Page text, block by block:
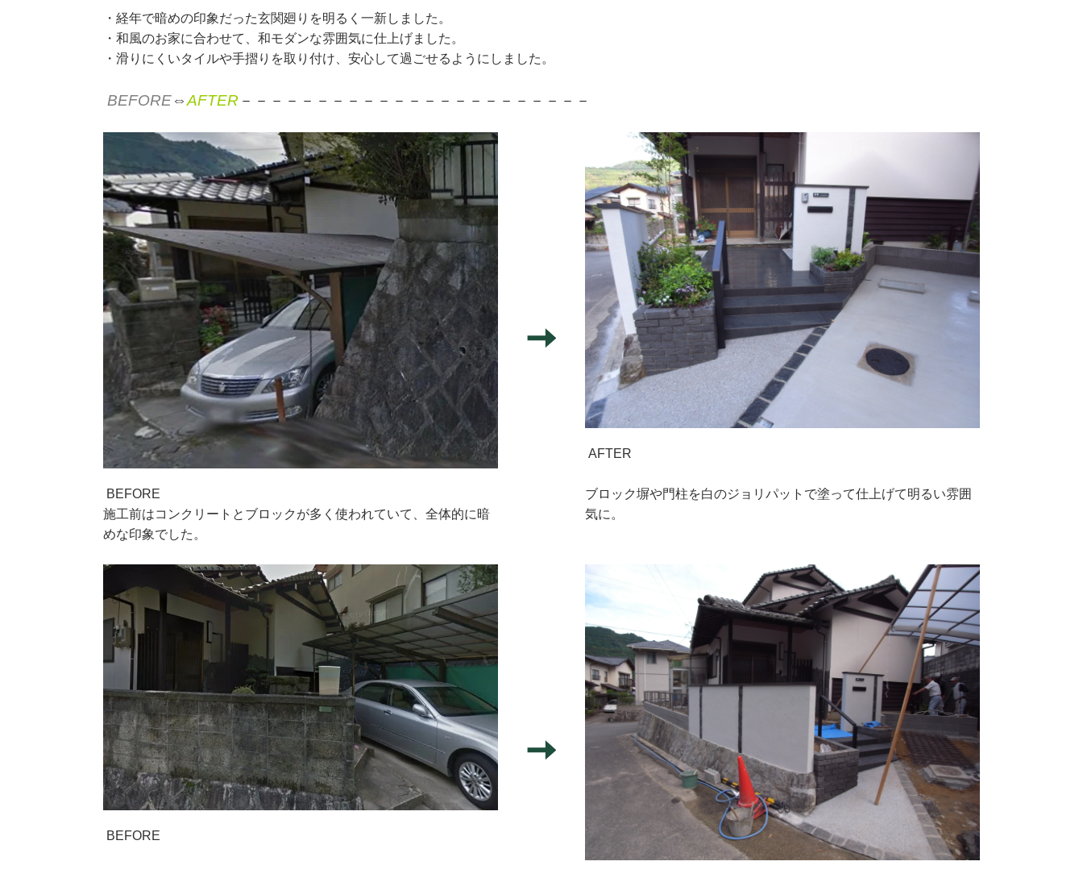
・経年で暗めの印象だった玄関廻りを明るく一新しました。
・和風のお家に合わせて、和モダンな雰囲気に仕上げました。
・滑りにくいタイルや手摺りを取り付け、安心して過ごせるようにしました。
BEFORE⇔AFTER －－－－－－－－－－－－－－－－－－－－－－－
BEFORE
施工前はコンクリートとブロックが多く使われていて、全体的に暗
めな印象でした。
AFTER
ブロック塀や門柱を白のジョリパットで塗って仕上げて明るい雰囲
気に。
BEFORE